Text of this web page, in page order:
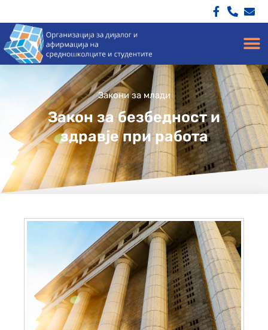
Закони за млади
Закон за безбедност и
здравје при работа